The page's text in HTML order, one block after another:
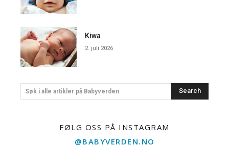
Kiwa
2. juli 2026
Søk i alle artikler på Babyverden Search
FØLG OSS PÅ INSTAGRAM
@BABYVERDEN.NO